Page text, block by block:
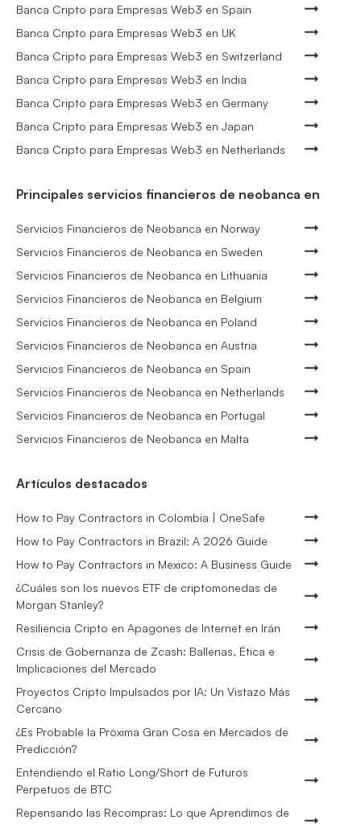
Banca Cripto para Empresas Web3 en Spain
Banca Cripto para Empresas Web3 en UK
Banca Cripto para Empresas Web3 en Switzerland
Banca Cripto para Empresas Web3 en India
Banca Cripto para Empresas Web3 en Germany
Banca Cripto para Empresas Web3 en Japan
Banca Cripto para Empresas Web3 en Netherlands
Principales servicios financieros de neobanca en
Servicios Financieros de Neobanca en Norway
Servicios Financieros de Neobanca en Sweden
Servicios Financieros de Neobanca en Lithuania
Servicios Financieros de Neobanca en Belgium
Servicios Financieros de Neobanca en Poland
Servicios Financieros de Neobanca en Austria
Servicios Financieros de Neobanca en Spain
Servicios Financieros de Neobanca en Netherlands
Servicios Financieros de Neobanca en Portugal
Servicios Financieros de Neobanca en Malta
Artículos destacados
How to Pay Contractors in Colombia | OneSafe
How to Pay Contractors in Brazil: A 2026 Guide
How to Pay Contractors in Mexico: A Business Guide
¿Cuáles son los nuevos ETF de criptomonedas de
Morgan Stanley?
Resiliencia Cripto en Apagones de Internet en Irán
Crisis de Gobernanza de Zcash: Ballenas, Ética e
Implicaciones del Mercado
Proyectos Cripto Impulsados por IA: Un Vistazo Más
Cercano
¿Es Probable la Próxima Gran Cosa en Mercados de
Predicción?
Entendiendo el Ratio Long/Short de Futuros
Perpetuos de BTC
Repensando las Recompras: Lo que Aprendimos de